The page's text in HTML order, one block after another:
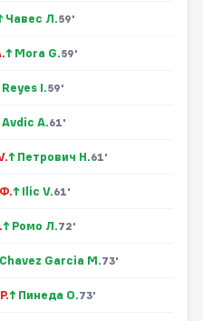
59'
Чавес Л.
59'
↑ Mora G.
59'
Reyes I.
61'
Avdic A.
61'
↑ Петрович Н.
61'
↑ Ilic V.
72'
↑ Ромо Л.
73'
Garcia M.
73'
↑ Пинеда О.